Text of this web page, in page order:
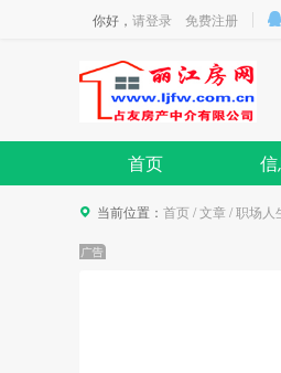
你好， 请登录 免费注册
首页
当前位置： 首页/文章/职场人